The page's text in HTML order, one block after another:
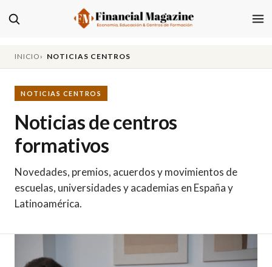
INICIO NOTICIAS CENTROS
NOTICIAS CENTROS
Noticias de centros
formativos
Novedades, premios, acuerdos y movimientos de
escuelas, universidades y academias en España y
Latinoamérica.